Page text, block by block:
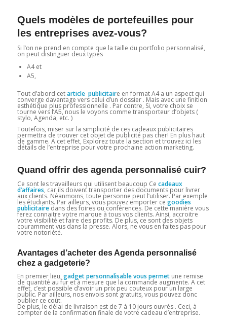
Quels modèles de portefeuilles pour
les entreprises avez-vous?
Si l’on ne prend en compte que la taille du portfolio personnalisé,
on peut distinguer deux types
A4 et
A5,
Tout d’abord cetarticle publicitaire en format A4 a un aspect qui
converge davantage vers celui d’un dossier . Mais avec une finition
esthétique plus professionnelle . Par contre, Si, votre choix se
tourne vers l’A5, nous le voyons comme transporteur d’objets (
stylo, Agenda, etc. )
Toutefois, miser sur la simplicité de ces cadeaux publicitaires
permettra de trouver cet objet de publicité pas cher! En plus haut
de gamme. A cet effet, Explorez toute la section et trouvez ici les
détails de l’entreprise pour votre prochaine action marketing.
Quand offrir des agenda personnalisé cuir?
Ce sont les travailleurs qui utilisent beaucoup Ce cadeaux
d’affaires, car ils doivent transporter des documents pour livrer
aux clients. Néanmoins, toute personne peut l’utiliser. Par exemple
les étudiants. Par ailleurs, vous pouvez emporter ce goodies
publicitaire dans des foires ou conférences. De cette manière vous
ferez connaitre votre marque à tous vos clients. Ainsi, accroitre
votre visibilité et faire des profits. De plus, ce sont des objets
couramment vus dans la presse. Alors, ne vous en faites pas pour
votre notoriété.
Avantages d’acheter des Agenda personnalisé
chez a gadgeterie?
En premier lieu, gadget personnalisable vous permetune remise
de quantité au fur et à mesure que la commande augmente. A cet
effet, c’est possible d’avoir un prix peu couteux pour un large
public. Par ailleurs, nos envois sont gratuits, vous pouvez donc
oublier ce coût.
De plus, le délai de livraison est de 7 à 10 jours ouvrés . Ceci, à
compter de la confirmation finale de votre cadeau d’entreprise.